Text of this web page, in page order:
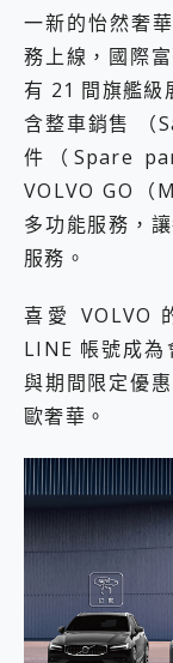
一新的怡然奢
務上線，國際
有 21 間旗艦級
含整車銷售 （
件（Spare
VOLVO GO
多功能服務，
服務。
喜愛 VOLVO
LINE 帳號成為
與期間限定優
歐奢華。